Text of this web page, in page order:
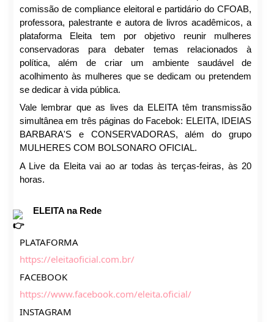
comissão de compliance eleitoral e partidário do CFOAB,
professora, palestrante e autora de livros acadêmicos, a
plataforma Eleita tem por objetivo reunir mulheres
conservadoras para debater temas relacionados à
política, além de criar um ambiente saudável de
acolhimento às mulheres que se dedicam ou pretendem
se dedicar à vida pública.
Vale lembrar que as lives da ELEITA têm transmissão
simultânea em três páginas do Facebok: ELEITA, IDEIAS
BARBARA'S e CONSERVADORAS, além do grupo
MULHERES COM BOLSONARO OFICIAL.
A Live da Eleita vai ao ar todas às terças-feiras, às 20
horas.
ELEITA na Rede
PLATAFORMA
https://eleitaoficial.com.br/
FACEBOOK
https://www.facebook.com/eleita.oficial/
INSTAGRAM